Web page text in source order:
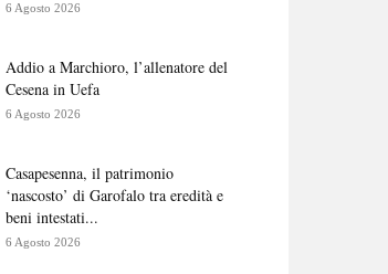
6 Agosto 2026
Addio a Marchioro, l’allenatore del
Cesena in Uefa
6 Agosto 2026
Casapesenna, il patrimonio
‘nascosto’ di Garofalo tra eredità e
beni intestati...
6 Agosto 2026